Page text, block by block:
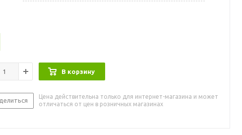
В корзину
Цена действительна только для интернет-магазина и может
отличаться от цен в розничных магазинах